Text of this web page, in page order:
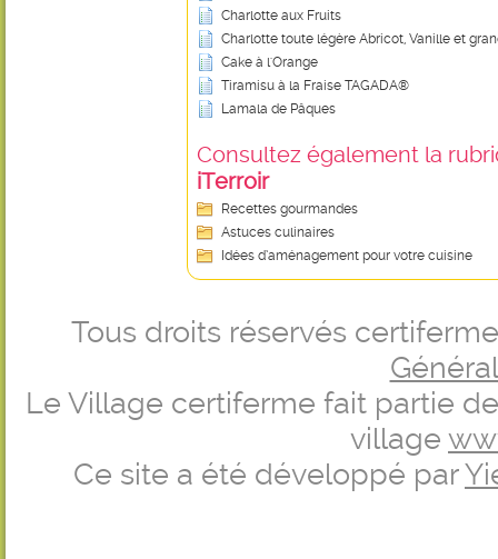
Charlotte aux Fruits
Charlotte toute légère Abricot, Vanille et
Cake à l'Orange
Tiramisu à la Fraise TAGADA®
Lamala de Pâques
Consultez également la
iTerroir
Recettes gourmandes
Astuces culinaires
Idées d’aménagement pour votre cuisine
Tous droits réservés
Le Village certiferme fait partie
village
Ce site a été développé par